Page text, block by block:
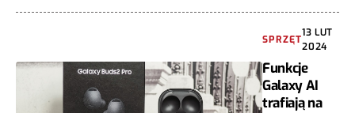
SPRZĘT
13 LUT
2024
Funkcje
Galaxy AI
trafiają na